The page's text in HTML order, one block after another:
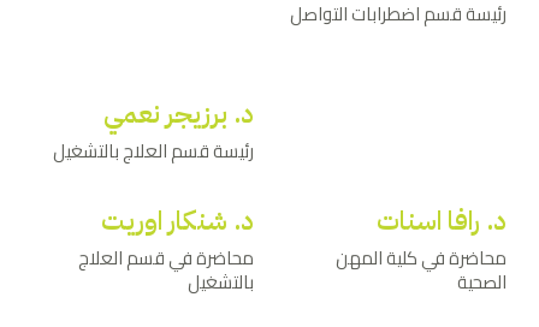
رئيسة قسم اضطرابات التواصل
د. برزيجر نعمي
رئيسة قسم العلاج بالتشغيل
د. رافا اسنات
محاضرة في كلية المهن
الصحية
د. شنكار اوريت
محاضرة في قسم العلاج
بالتشغيل